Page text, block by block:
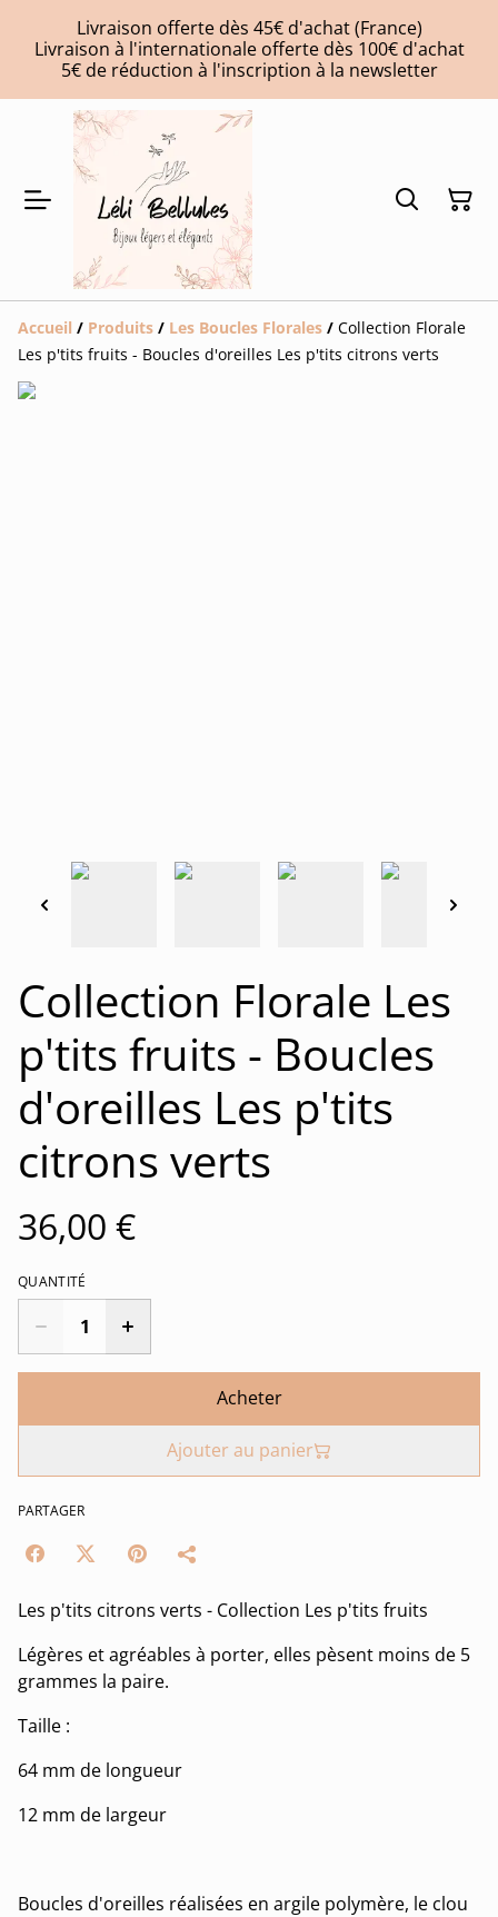
Livraison offerte dès 45€ d'achat (France)
Livraison à l'internationale offerte dès 100€ d'achat
5€ de réduction à l'inscription à la newsletter
Accueil / Produits / Les Boucles Florales / Collection Florale
Les p'tits fruits - Boucles d'oreilles Les p'tits citrons verts
Collection Florale Les
p'tits fruits - Boucles
d'oreilles Les p'tits
citrons verts
36,00 €
QUANTITÉ
Acheter
Ajouter au panier
PARTAGER
Les p'tits citrons verts - Collection Les p'tits fruits
Légères et agréables à porter, elles pèsent moins de 5
grammes la paire.
Taille :
64 mm de longueur
12 mm de largeur
Boucles d'oreilles réalisées en argile polymère, le clou